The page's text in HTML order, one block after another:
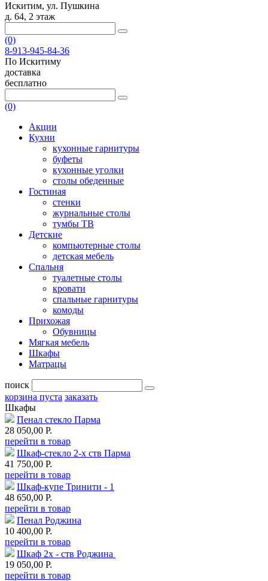
Искитим, ул. Пушкина
д. 64, 2 этаж
(0)
8-913-945-84-36
По Искитиму
доставка
бесплатно
(0)
Акции
Кухни
кухонные гарнитуры
буфеты
кухонные уголки
столы обеденные
Гостиная
стенки
журнальные столы
тумбы ТВ
Детские
компьютерные столы
детская мебель
Спальня
туалетные столы
кровати
спальные гарнитуры
комоды
Прихожая
Обувницы
Мягкая мебель
Шкафы
Матрацы
поиск
корзина пуста заказать
Шкафы
Пенал стекло Парма
28 050,00 Р.
перейти в товар
Шкаф-стекло 2-х ств Парма
41 750,00 Р.
перейти в товар
Шкаф-купе Тринити - 1
48 650,00 Р.
перейти в товар
Пенал Роджина
10 400,00 Р.
перейти в товар
Шкаф 2х - ств Роджина
19 050,00 Р.
перейти в товар